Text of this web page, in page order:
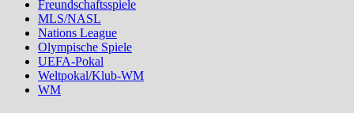
Freundschaftsspiele
MLS/NASL
Nations League
Olympische Spiele
UEFA-Pokal
Weltpokal/Klub-WM
WM